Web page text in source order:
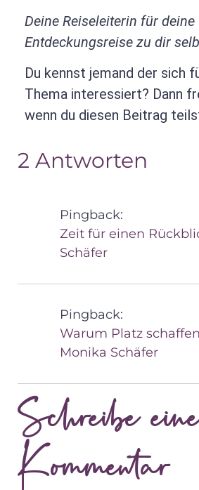
Deine Reiseleiterin für deine
Entdeckungsreise zu dir
Du kennst jemand der sich
Thema interessiert? Dann
wenn du diesen Beitrag
2 Antworten
Pingback:
Zeit für einen
Schäfer
Pingback:
Warum Platz
Monika Schäfer
Schreibe
Kommentar